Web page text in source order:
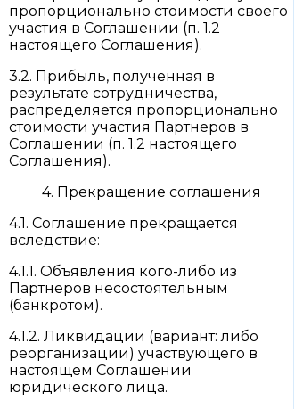
пропорционально стоимости своего
участия в Соглашении (п. 1.2
настоящего Соглашения).
3.2. Прибыль, полученная в
результате сотрудничества,
распределяется пропорционально
стоимости участия Партнеров в
Соглашении (п. 1.2 настоящего
Соглашения).
4. Прекращение соглашения
4.1. Соглашение прекращается
вследствие:
4.1.1. Объявления кого-либо из
Партнеров несостоятельным
(банкротом).
4.1.2. Ликвидации (вариант: либо
реорганизации) участвующего в
настоящем Соглашении
юридического лица.